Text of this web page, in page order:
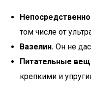
том числе от
Вазелин. Он не
Питательные
крепкими и